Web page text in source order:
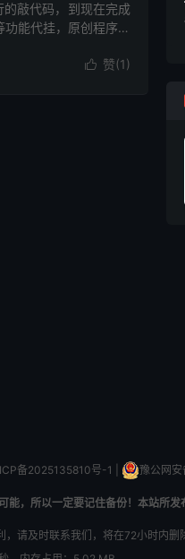
敲代码，到现在完成
能代挂，原创程序可
 赞(1)
备2025135810号-1 豫公网
能，所以一定要记住备份！本站所
请及时联系我们，将在72小时内删